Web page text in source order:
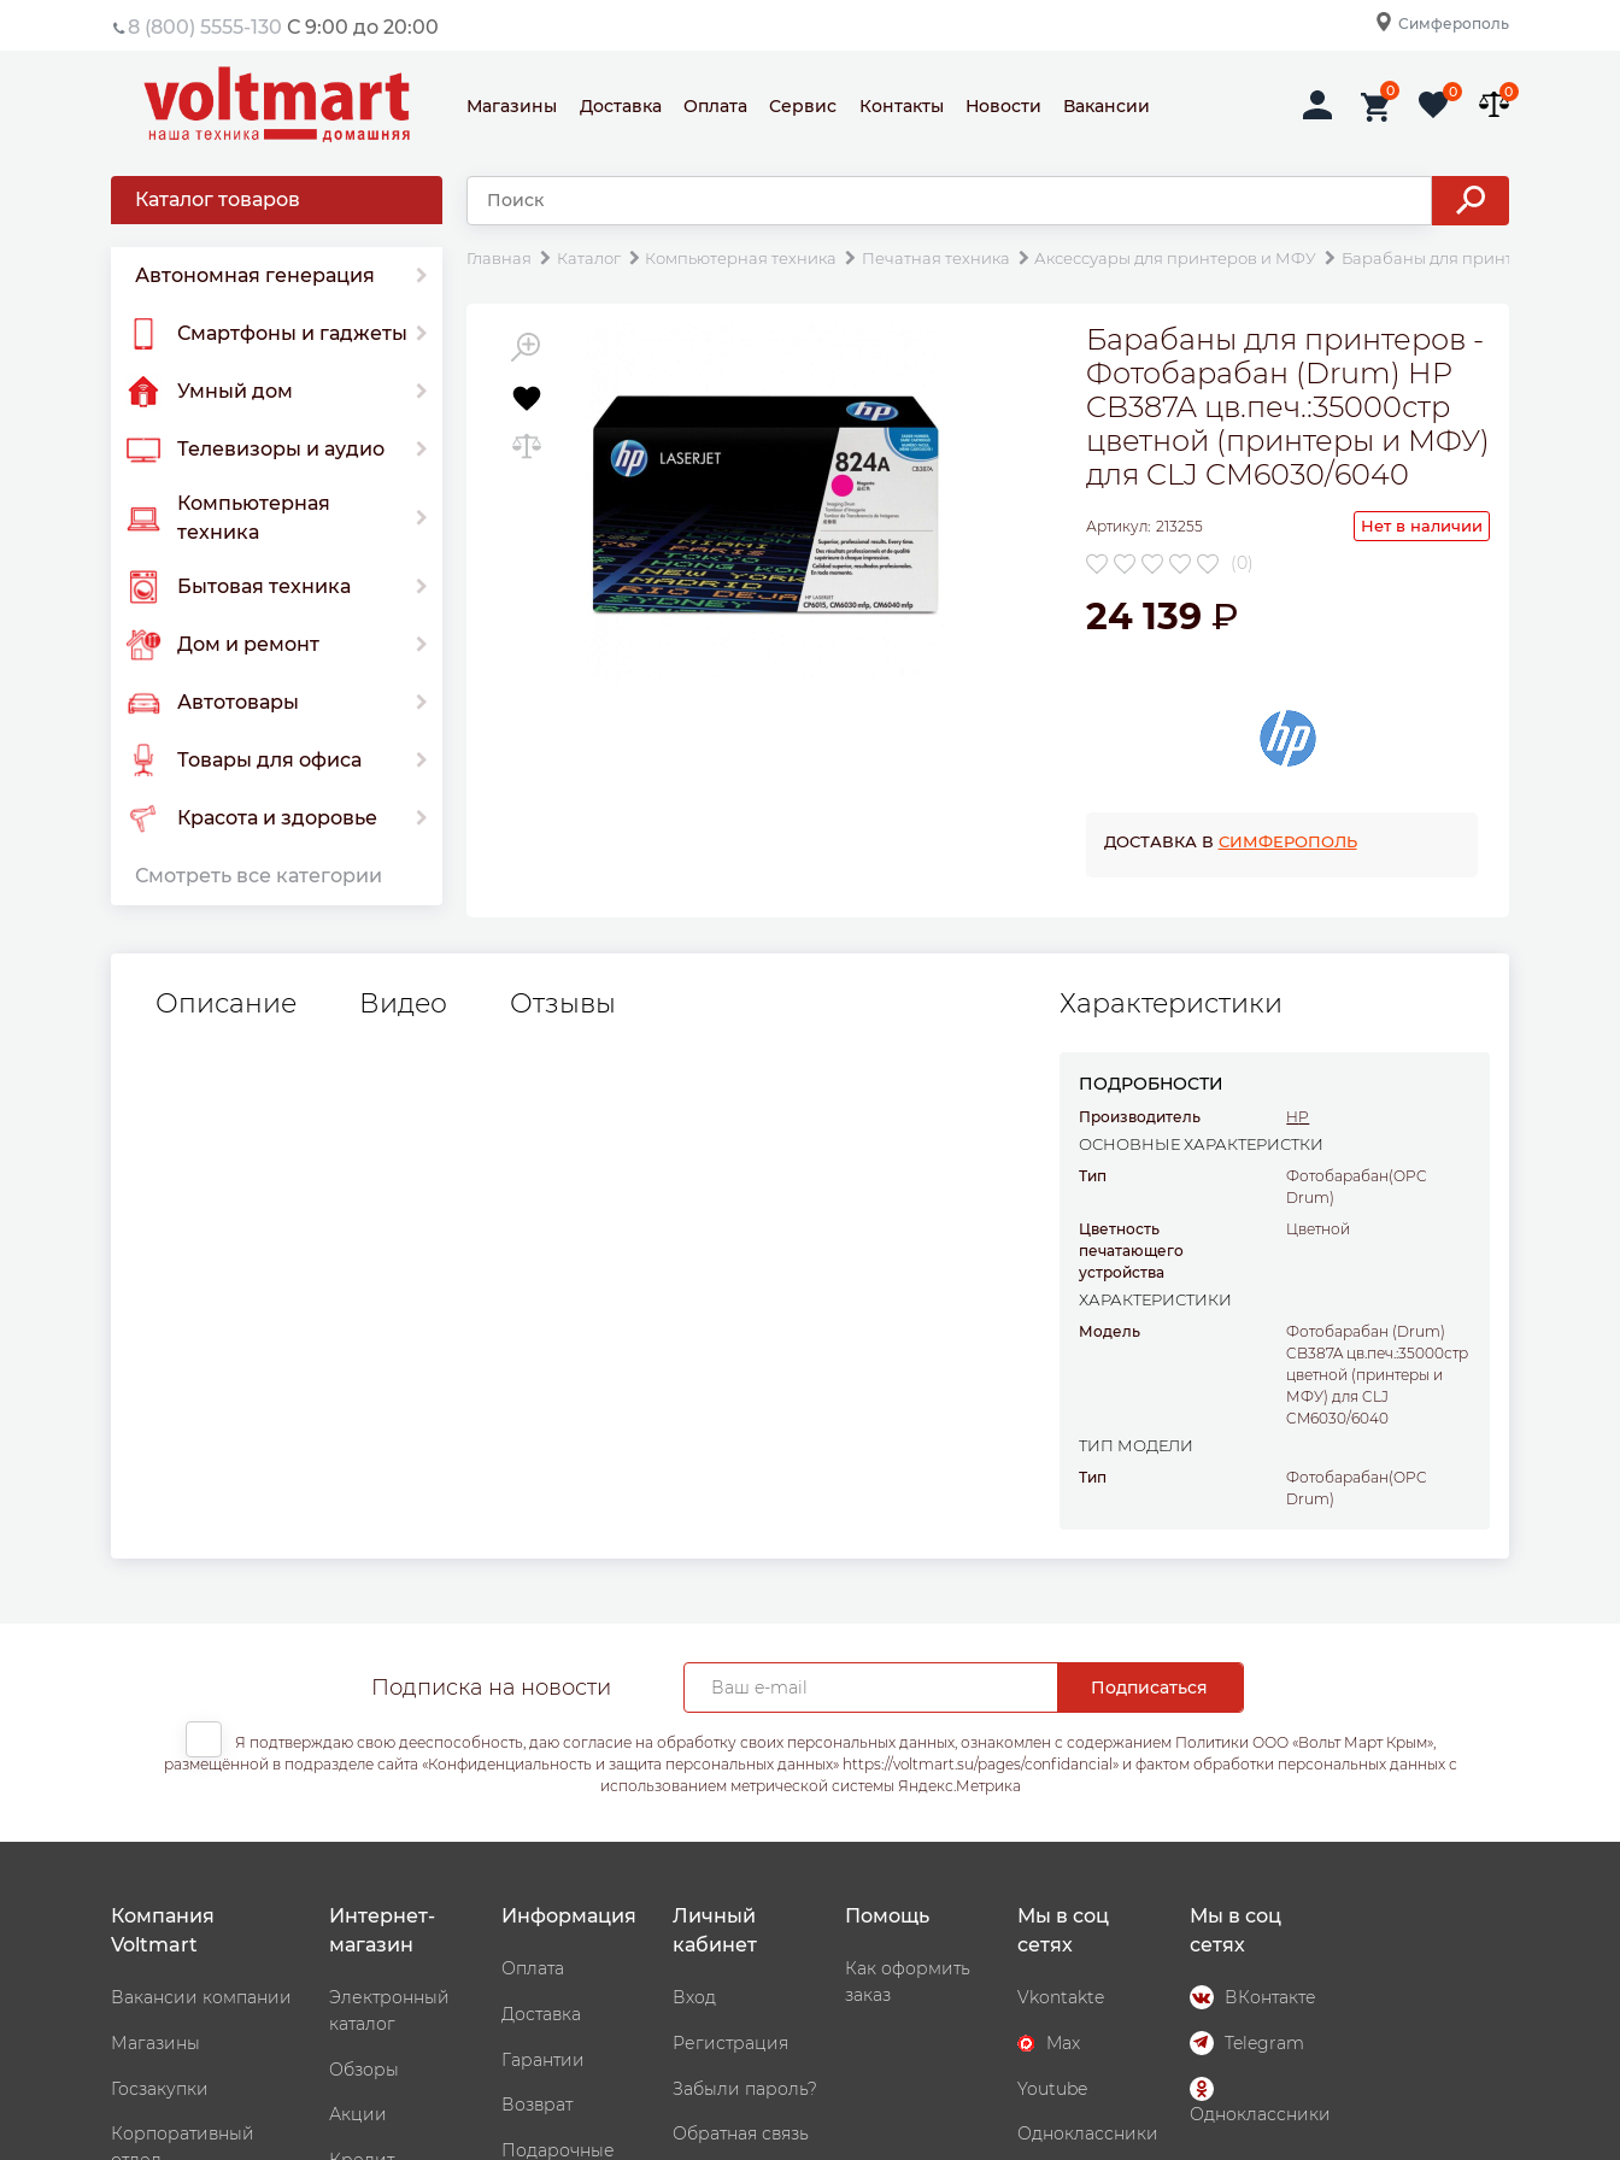
8 (800) 5555-130 С 9:00 до 20:00 Симферополь
Магазины Доставка Оплата Сервис Контакты Новости Вакансии
0 0 0
Каталог товаров
Автономная генерация
Смартфоны и гаджеты
Умный дом
Телевизоры и аудио
Компьютерная
техника
Бытовая техника
Дом и ремонт
Автотовары
Товары для офиса
Красота и здоровье
Смотреть все категории
Главная Каталог Компьютерная техника Печатная техника Аксессуары для принтеров и МФУ Барабаны для принтеров
Барабаны для принтеров -
Фотобарабан (Drum) HP
CB387A цв.печ.:35000стр
цветной (принтеры и МФУ)
для CLJ CM6030/6040
Артикул: 213255 Нет в наличии
(0)
24 139
ДОСТАВКА В СИМФЕРОПОЛЬ
Описание Видео Отзывы Характеристики
ПОДРОБНОСТИ
Производитель HP
ОСНОВНЫЕ ХАРАКТЕРИСТКИ
Тип
Фотобарабан(OPC
Drum)
Цветность
печатающего
устройства
цветной
ХАРАКТЕРИСТИКИ
Модель
Фотобарабан (Drum)
CB387A цв.печ.:35000стр
цветной (принтеры и
МФУ) для CLJ
CM6030/6040
ТИП МОДЕЛИ
Тип
Фотобарабан(OPC
Drum)
Подписка на новости
Я подтверждаю свою дееспособность, даю согласие на обработку своих персональных данных, ознакомлен с содержанием Политики ООО «Вольт Март Крым»,
размещённой в подразделе сайта «Конфиденциальность и защита персональных данных» https://voltmart.su/pages/confidancial» и фактом обработки персональных данных с
использованием метрической системы Яндекс.Метрика
Компания
Voltmart
Вакансии компании
Магазины
Госзакупки
Корпоративный
Интернет-
магазин
Электронный
каталог
Обзоры
Акции
Информация
Оплата
Доставка
Гарантии
Возврат
Подарочные
Личный
кабинет
Вход
Регистрация
Забыли пароль?
Обратная связь
Помощь
Как оформить
заказ
Мы в соц
сетях
Vkontakte
Max
Youtube
Одноклассники
Мы в соц
сетях
ВКонтакте
Telegram
Одноклассники